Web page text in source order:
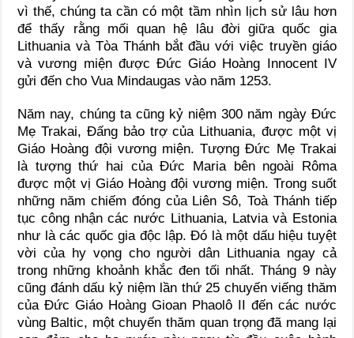
vì thế, chúng ta cần có một tầm nhìn lịch sử lâu hơn
để thấy rằng mối quan hệ lâu đời giữa quốc gia
Lithuania và Tòa Thánh bắt đầu với việc truyền giáo
và vương miện được Đức Giáo Hoàng Innocent IV
gửi đến cho Vua Mindaugas vào năm 1253.
Năm nay, chúng ta cũng kỷ niệm 300 năm ngày Đức
Mẹ Trakai, Đấng bảo trợ của Lithuania, được một vị
Giáo Hoàng đội vương miện. Tượng Đức Mẹ Trakai
là tượng thứ hai của Đức Maria bên ngoài Rôma
được một vị Giáo Hoàng đội vương miện. Trong suốt
những năm chiếm đóng của Liên Sô, Toà Thánh tiếp
tục công nhận các nước Lithuania, Latvia và Estonia
như là các quốc gia độc lập. Đó là một dấu hiệu tuyệt
vời của hy vọng cho người dân Lithuania ngay cả
trong những khoảnh khắc đen tối nhất. Tháng 9 này
cũng đánh dấu kỷ niệm lần thứ 25 chuyến viếng thăm
của Đức Giáo Hoàng Gioan Phaolô II đến các nước
vùng Baltic, một chuyến thăm quan trọng đã mang lại